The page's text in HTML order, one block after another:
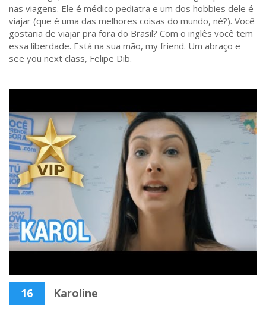
nas viagens. Ele é médico pediatra e um dos hobbies dele é
viajar (que é uma das melhores coisas do mundo, né?). Você
gostaria de viajar pra fora do Brasil? Com o inglês você tem
essa liberdade. Está na sua mão, my friend. Um abraço e
see you next class, Felipe Dib.
16 Karoline